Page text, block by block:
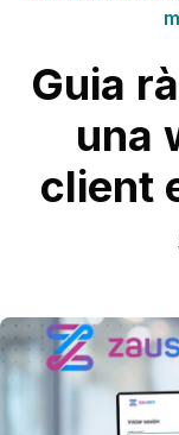
Guia
una
client